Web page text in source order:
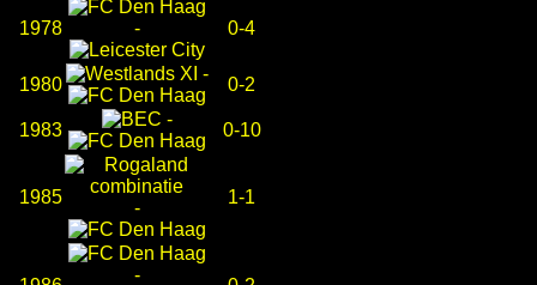
1978 - 0-4
1980
-
0-2
1983
-
0-10
1985
-
1-1
-